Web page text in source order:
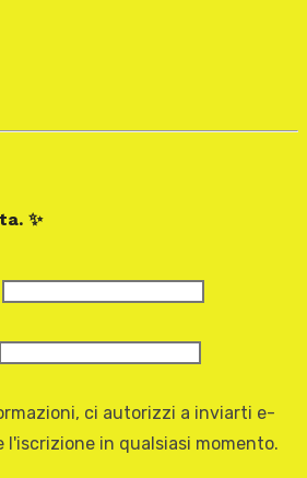
✨
ci autorizzi a inviarti e-
l'iscrizione in qualsiasi momento.